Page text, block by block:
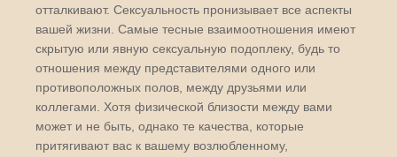
отталкивают. Сексуальность пронизывает все аспекты
вашей жизни. Самые тесные взаимоотношения имеют
скрытую или явную сексуальную подоплеку, будь то
отношения между представителями одного или
противоположных полов, между друзьями или
коллегами. Хотя физической близости между вами
может и не быть, однако те качества, которые
притягивают вас к вашему возлюбленному,